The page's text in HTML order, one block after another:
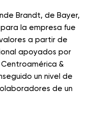
Brandt, de Bayer,
la empresa fue
a partir de
apoyados por
&
un nivel de
de un